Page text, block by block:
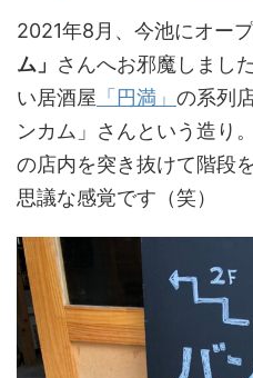
2021年8月、今池にオー
ム」 さんへお邪魔しまし
い居酒屋 「円満」 の系列
ンカム」さんという造り
の店内を突き抜けて階段
思議な感覚です（笑）